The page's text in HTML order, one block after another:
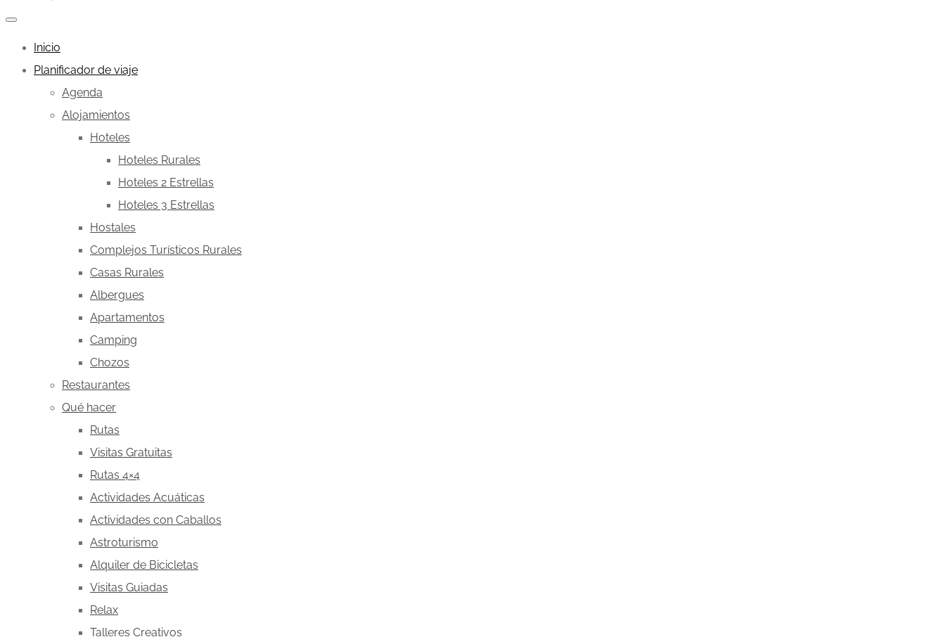
Inicio
Planificador de viaje
Agenda
Alojamientos
Hoteles
Hoteles Rurales
Hoteles 2 Estrellas
Hoteles 3 Estrellas
Hostales
Complejos Turísticos Rurales
Casas Rurales
Albergues
Apartamentos
Camping
Chozos
Restaurantes
Qué hacer
Rutas
Visitas Gratuitas
Rutas 4×4
Actividades Acuáticas
Actividades con Caballos
Astroturismo
Alquiler de Bicicletas
Visitas Guiadas
Relax
Talleres Creativos